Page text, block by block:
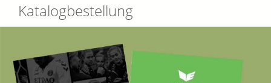
Katalogbestellung